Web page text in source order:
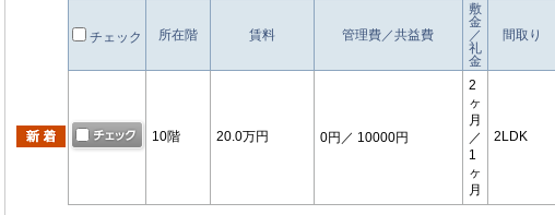
チェック 所在階 賃料 管理費／共益費
敷
金
／
礼
金
間取り
10階 20.0万円 0円 ／ 10000円
2
ヶ
月
／
1
ヶ
月
2LDK